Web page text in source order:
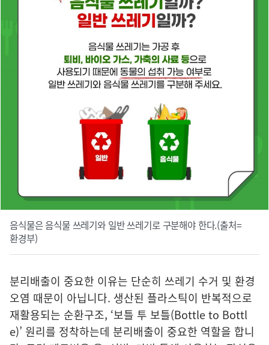
음식물은 음식물 쓰레기와 일반 쓰레기로 구분해야 한다.(출처=
환경부)
분리배출이 중요한 이유는 단순히 쓰레기 수거 및 환경
오염 때문이 아닙니다. 생산된 플라스틱이 반복적으로
재활용되는 순환구조, ‘보틀 투 보틀(Bottle to Bottl
e)’ 원리를 정착하는데 분리배출이 중요한 역할을 합니